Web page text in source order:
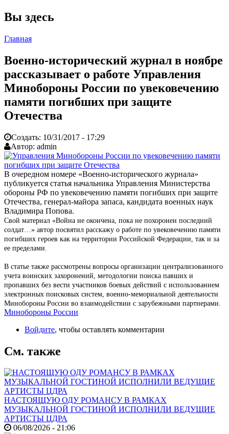
Вы здесь
Главная
Военно-исторический журнал в ноябре
рассказывает о работе Управления
Минобороны России по увековечению
памяти погибших при защите
Отечества
Создать: 10/31/2017 - 17:29
Автор: admin
В очередном номере «Военно-исторического журнала»
публикуется статья начальника Управления Министерства
обороны РФ по увековечению памяти погибших при защите
Отечества, генерал-майора запаса, кандидата военных наук
Владимира Попова.
Свой материал «Война не окончена, пока не похоронен последний
солдат…» автор посвятил расскажу о работе по увековечению памяти
погибших героев как на территории Российской Федерации, так и за
ее пределами.
В статье также рассмотрены вопросы организации централизованного
учета воинских захоронений, методологии поиска павших и
пропавших без вести участников боевых действий с использованием
электронных поисковых систем, военно-мемориальной деятельности
Минобороны России во взаимодействии с зарубежными партнерами.
Минобороны России
Войдите, чтобы оставлять комментарии
См. также
НАСТОЯЩУЮ ОДУ РОМАНСУ В РАМКАХ
МУЗЫКАЛЬНОЙ ГОСТИНОЙ ИСПОЛНИЛИ ВЕДУЩИЕ
АРТИСТЫ ЦДРА
06/08/2026 - 21:06